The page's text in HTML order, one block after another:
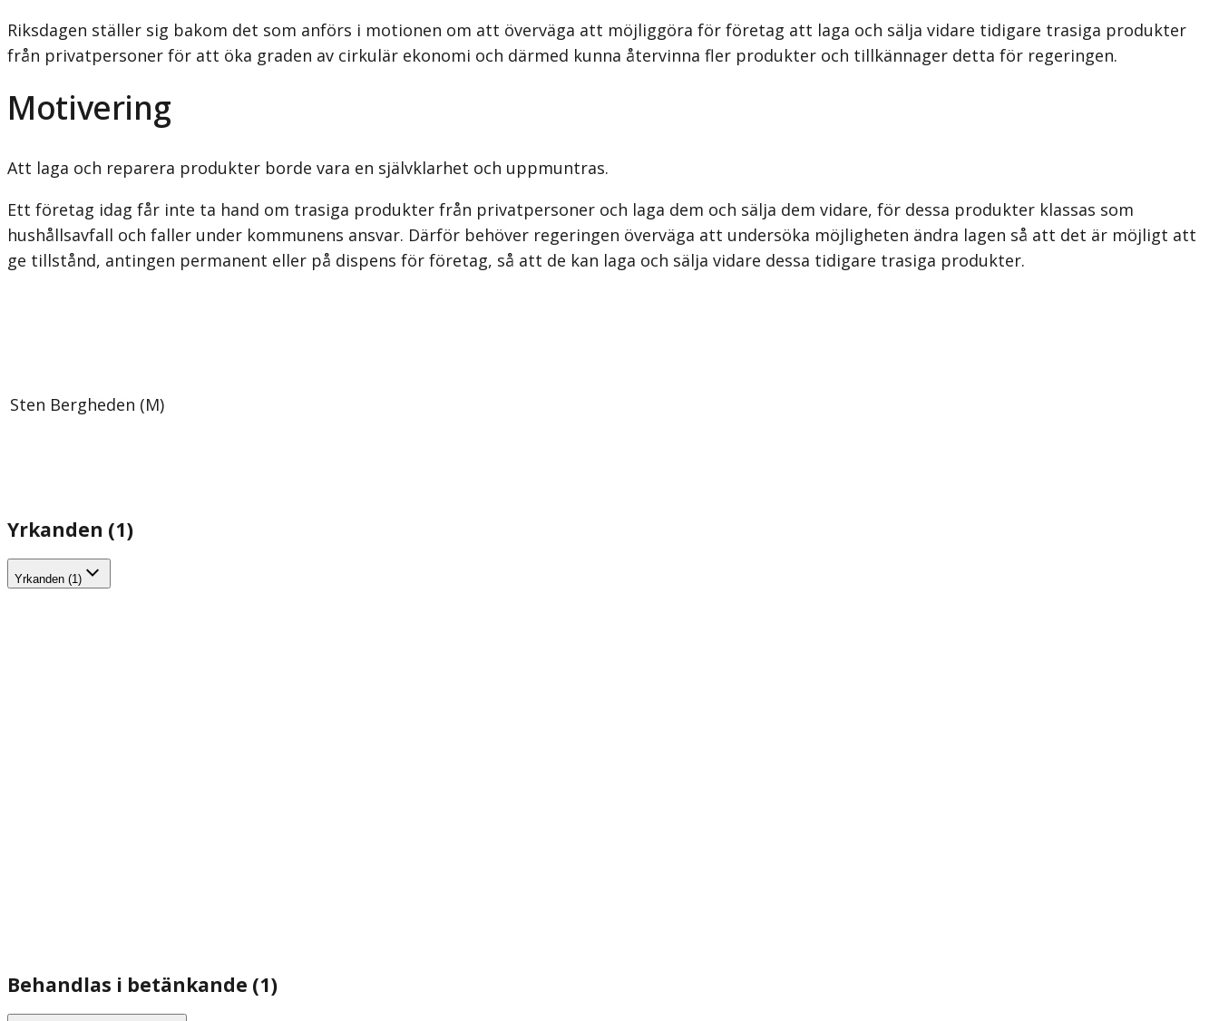
Riksdagen ställer sig bakom det som anförs i motionen om att överväga att möjliggöra för företag att laga och sälja vidare tidigare trasiga produkter
från privatpersoner för att öka graden av cirkulär ekonomi och därmed kunna återvinna fler produkter och tillkännager detta för regeringen.
Motivering
Att laga och reparera produkter borde vara en självklarhet och uppmuntras.
Ett företag idag får inte ta hand om trasiga produkter från privatpersoner och laga dem och sälja dem vidare, för dessa produkter klassas som
hushållsavfall och faller under kommunens ansvar. Därför behöver regeringen överväga att undersöka möjligheten ändra lagen så att det är möjligt att
ge tillstånd, antingen permanent eller på dispens för företag, så att de kan laga och sälja vidare dessa tidigare trasiga produkter.
Sten Bergheden (M)
Yrkanden (1)
Yrkanden (1)
Behandlas i betänkande (1)